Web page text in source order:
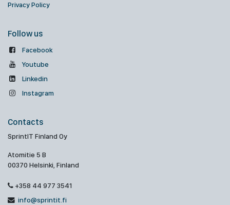
Privacy Policy
Follow us
Facebook
Youtube
Linkedin
Instagram
Contacts
SprintIT Finland Oy
Atomitie 5 B
00370 Helsinki, Finland
+358 44 977 3541
info@sprintit.fi